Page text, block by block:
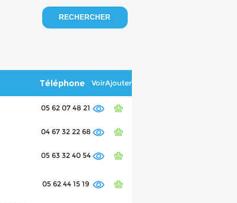
RECHERCHER
Téléphone VoirAjouter
05 62 07 48 21
04 67 32 22 68
05 63 32 40 54
05 62 44 15 19